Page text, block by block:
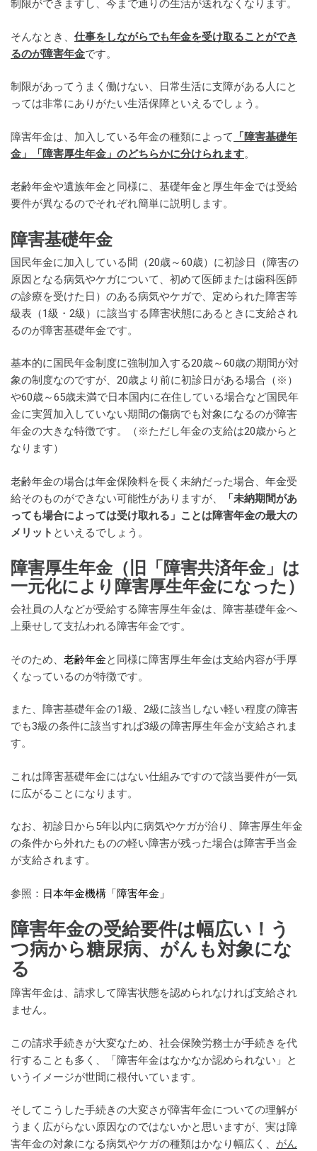
制限ができますし、今まで通りの生活が送れなくなります。
そんなとき、 仕事をしながらでも年金を受け取ることができ
るのが障害年金です。
制限があってうまく働けない、日常生活に支障がある人にと
っては非常にありがたい生活保障といえるでしょう。
障害年金は、加入している年金の種類によって
「障害基礎年
金」「障害厚生年金」のどちらかに分けられます。
老齢年金や遺族年金と同様に、基礎年金と厚生年金では受給
要件が異なるのでそれぞれ簡単に説明します。
障害基礎年金
国民年金に加入している間（20歳～60歳）に初診日（障害の
原因となる病気やケガについて、初めて医師または歯科医師
の診療を受けた日）のある病気やケガで、定められた障害等
級表（1級・2級）に該当する障害状態にあるときに支給され
るのが障害基礎年金です。
基本的に国民年金制度に強制加入する20歳～60歳の期間が対
象の制度なのですが、20歳より前に初診日がある場合（※）
や60歳～65歳未満で日本国内に在住している場合など国民年
金に実質加入していない期間の傷病でも対象になるのが障害
年金の大きな特徴です。（※ただし年金の支給は20歳からと
なります）
老齢年金の場合は年金保険料を長く未納だった場合、年金受
給そのものができない可能性がありますが、
「未納期間があ
っても場合によっては受け取れる」ことは障害年金の最大の
メリット といえるでしょう。
障害厚生年金（旧「障害共済年金」は
一元化により障害厚生年金になった）
会社員の人などが受給する障害厚生年金は、障害基礎年金へ
上乗せして支払われる障害年金です。
そのため、 老齢年金と同様に障害厚生年金は支給内容が手厚
くなっているのが特徴です。
また、障害基礎年金の1級、2級に該当しない軽い程度の障害
でも3級の条件に該当すれば3級の障害厚生年金が支給されま
す。
これは障害基礎年金にはない仕組みですので該当要件が一気
に広がることになります。
なお、初診日から5年以内に病気やケガが治り、障害厚生年金
の条件から外れたものの軽い障害が残った場合は障害手当金
が支給されます。
参照： 日本年金機構「障害年金」
障害年金の受給要件は幅広い！う
つ病から糖尿病、がんも対象にな
る
障害年金は、請求して障害状態を認められなければ支給され
ません。
この請求手続きが大変なため、社会保険労務士が手続きを代
行することも多く、「障害年金はなかなか認められない」と
いうイメージが世間に根付いています。
そしてこうした手続きの大変さが障害年金についての理解が
うまく広がらない原因なのではないかと思いますが、実は障
害年金の対象になる病気やケガの種類はかなり幅広く、 がん